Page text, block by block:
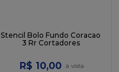
Stencil Bolo Fundo Coracao
3 Rr Cortadores
R$ 10,00